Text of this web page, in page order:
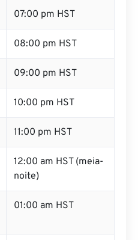
07:00 pm HST
08:00 pm HST
09:00 pm HST
10:00 pm HST
11:00 pm HST
12:00 am HST (meia-
noite)
01:00 am HST